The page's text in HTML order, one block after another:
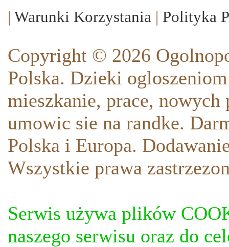
| Warunki Korzystania | Polityka
Copyright © 2026
Polska. Dzieki
mieszkanie, prace,
umowic sie na randke.
Polska i Europa.
Wszystkie prawa
Serwis używa plików
naszego serwisu oraz do